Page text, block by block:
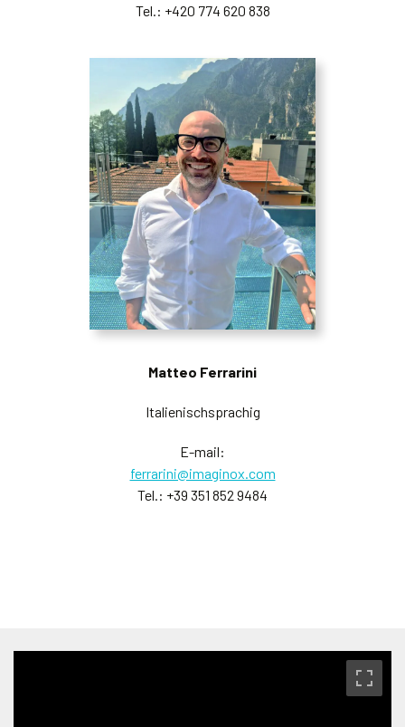
Tel.: +420 774 620 838
Matteo Ferrarini
Italienischsprachig
E-mail:
ferrarini@imaginox.com
Tel.: +39 351 852 9484